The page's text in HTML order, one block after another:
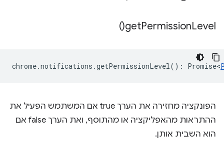
getPermissionLevel(
)
chrome.notifications .getPermissionLevel() : Promise<
הפונקציה מחזירה את הערך true אם המשתמש הפעיל את
ההתראות מהאפליקציה או מהתוסף, ואת הערך false אם
הוא השבית אותן.